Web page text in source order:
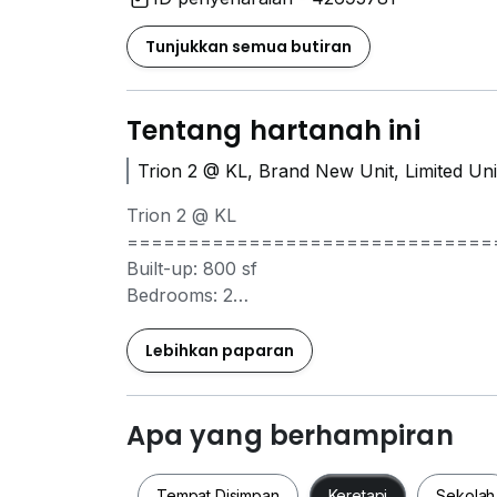
Tunjukkan semua butiran
Tentang hartanah ini
Trion 2 @ KL, Brand New Unit, Limited
Trion 2 @ KL
Built-up: 800 sf
Bedrooms: 2
Car Park : 1
Asking price : RM 3,199
Many other options available in Trion 2 @
I will try my best to find you the best home
Lebihkan paparan
Apa yang berhampiran